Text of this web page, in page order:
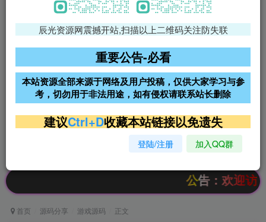
免费领支付宝红包
腾讯轻量4核4G3M服务器38元/
阿里云2核2G200M服务器68元/
年
雨云高防免备案服务器
超低价文字广告位招租 超低价文字广告位招租
超低价文字广告位招租
公告：欢迎访问辰光资源
首页 源码分享 游戏源码 正文
辰光资源网震撼开站,扫描以上二维码关注防失联
重要公告-必看
本站资源全部来源于网络及用户投稿，仅供大家学习与参
考，切勿用于非法用途，如有侵权请联系站长删除
建议Ctrl+D收藏本站链接以免遗失
登陆/注册 加入QQ群